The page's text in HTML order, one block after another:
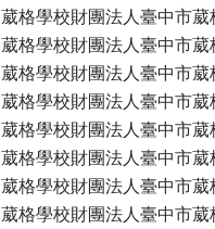
葳格學校財團法人臺中市葳
葳格學校財團法人臺中市葳
葳格學校財團法人臺中市葳
葳格學校財團法人臺中市葳
葳格學校財團法人臺中市葳
葳格學校財團法人臺中市葳
葳格學校財團法人臺中市葳
葳格學校財團法人臺中市葳